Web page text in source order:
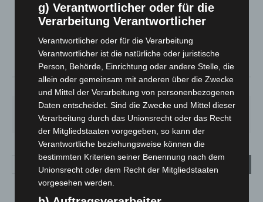
Bedeckt
30.9° °
29.9°
SO.
33°
MO.
27°
DI.
23°
MI.
27°
DO.
30°
g) Verantwortlicher oder für die
Verarbeitung Verantwortlicher
Verantwortlicher oder für die Verarbeitung
Verantwortlicher ist die natürliche oder juristische
Person, Behörde, Einrichtung oder andere Stelle, die
allein oder gemeinsam mit anderen über die Zwecke
und Mittel der Verarbeitung von personenbezogenen
Daten entscheidet. Sind die Zwecke und Mittel dieser
Verarbeitung durch das Unionsrecht oder das Recht
der Mitgliedstaaten vorgegeben, so kann der
Verantwortliche beziehungsweise können die
bestimmten Kriterien seiner Benennung nach dem
Unionsrecht oder dem Recht der Mitgliedstaaten
vorgesehen werden.